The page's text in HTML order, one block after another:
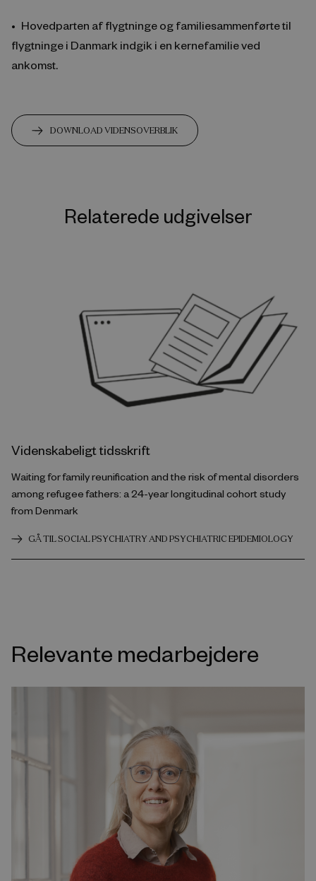
Hovedparten af flygtninge og familiesammenførte til
flygtninge i Danmark indgik i en kernefamilie ved
ankomst.
DOWNLOAD VIDENSOVERBLIK
Relaterede udgivelser
Videnskabeligt tidsskrift
Waiting for family reunification and the risk of mental disorders
among refugee fathers: a 24-year longitudinal cohort study
from Denmark
GÅ TIL SOCIAL PSYCHIATRY AND PSYCHIATRIC EPIDEMIOLOGY
Relevante medarbejdere